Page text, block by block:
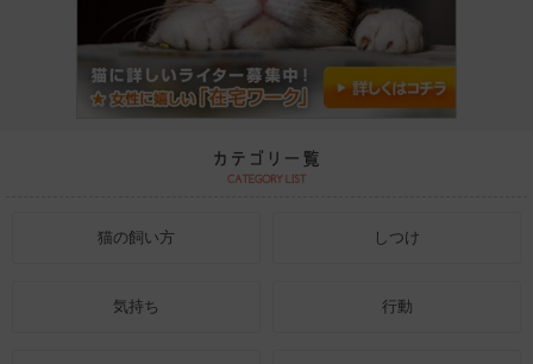
猫の飼い方 しつけ
気持ち 行動